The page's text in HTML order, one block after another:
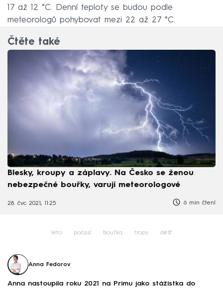
17 až 12 °C. Denní teploty se budou podle
meteorologů pohybovat mezi 22 až 27 °C.
Čtěte také
Blesky, kroupy a záplavy. Na Česko se ženou
nebezpečné bouřky, varují meteorologové
28. čvc 2021, 11:25 6 min čtení
léto počasí bouřka tropy déšť
Anna Fedorov
Anna nastoupila roku 2021 na Primu jako stážistka do